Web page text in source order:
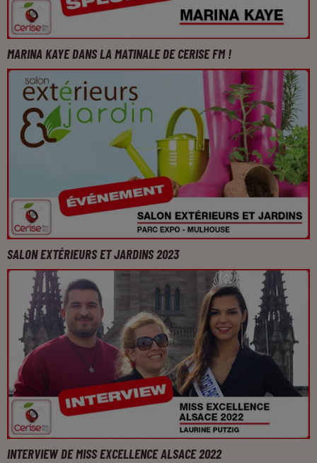
MARINA KAYE DANS LA MATINALE DE CERISE FM !
SALON EXTÉRIEURS ET JARDINS 2023
INTERVIEW DE MISS EXCELLENCE ALSACE 2022